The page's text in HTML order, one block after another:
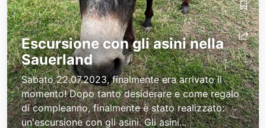
Escursione con gli asini nella
Sauerland
Sabato 22.07.2023, finalmente era arrivato il
momento! Dopo tanto desiderare e come regalo
di compleanno, finalmente è stato realizzato:
un'escursione con gli asini. Gli asini...